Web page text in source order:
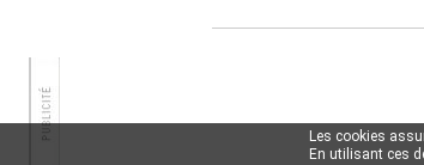
Les cookies
En utilisant ces